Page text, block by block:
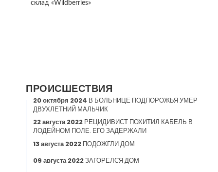
склад «Wildberries»
ПРОИСШЕСТВИЯ
20 октября 2024 В БОЛЬНИЦЕ ПОДПОРОЖЬЯ УМЕР
ДВУХЛЕТНИЙ МАЛЬЧИК
22 августа 2022 РЕЦИДИВИСТ ПОХИТИЛ КАБЕЛЬ В
ЛОДЕЙНОМ ПОЛЕ. ЕГО ЗАДЕРЖАЛИ
13 августа 2022 ПОДОЖГЛИ ДОМ
09 августа 2022ЗАГОРЕЛСЯ ДОМ